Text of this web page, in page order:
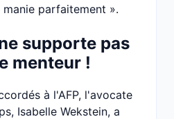
parfaitement ».
supporte pas
menteur !
à l'AFP, l'avocate
Isabelle Wekstein, a